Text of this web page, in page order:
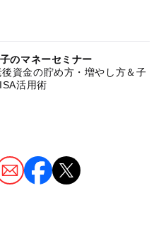
のマネーセミナー
資金の貯め方・増やし方＆子
活用術